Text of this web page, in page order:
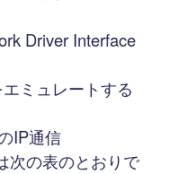
Driver Interface
ミュレートする
IP通信
次の表のとおりで